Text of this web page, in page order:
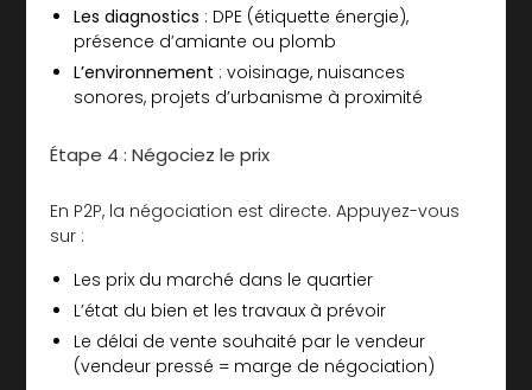
Les diagnostics : DPE (étiquette énergie),
présence d’amiante ou plomb
L’environnement : voisinage, nuisances
sonores, projets d’urbanisme à proximité
Étape 4 : Négociez le prix
En P2P, la négociation est directe. Appuyez-vous
sur :
Les prix du marché dans le quartier
L’état du bien et les travaux à prévoir
Le délai de vente souhaité par le vendeur
(vendeur pressé = marge de négociation)